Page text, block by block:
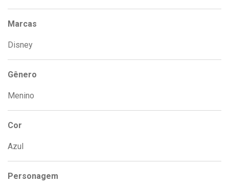
Marcas
Disney
Gênero
Menino
Cor
Azul
Personagem